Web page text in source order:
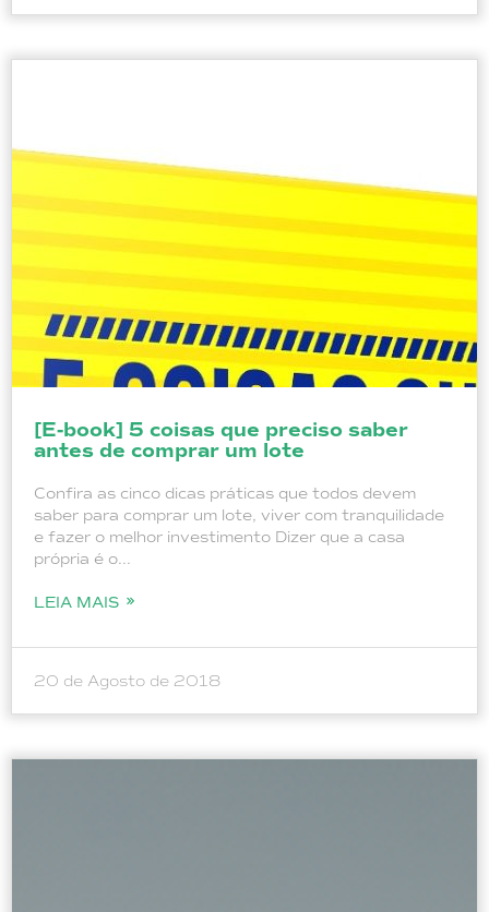
[E-book] 5 coisas que preciso saber
antes de comprar um lote
Confira as cinco dicas práticas que todos devem
saber para comprar um lote, viver com tranquilidade
e fazer o melhor investimento Dizer que a casa
própria é o...
LEIA MAIS
20 de Agosto de 2018